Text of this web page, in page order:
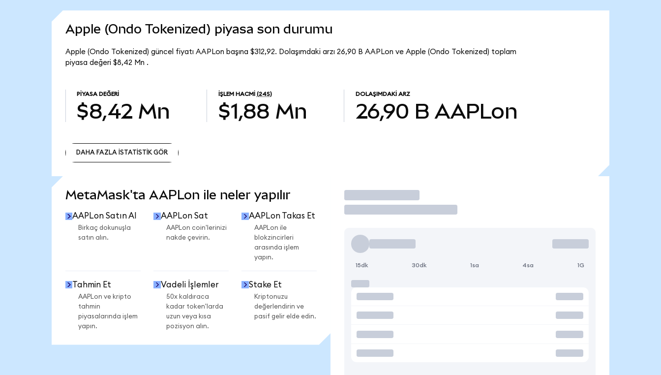
Apple (Ondo Tokenized) piyasa son durumu
Apple (Ondo Tokenized) güncel fiyatı AAPLon başına $312,92. Dolaşımdaki arzı 26,90 B AAPLon ve Apple (Ondo Tokenized) toplam
piyasa değeri $8,42 Mn .
PIYASA DEĞERI
$8,42 Mn
İŞLEM HACMI (24S)
$1,88 Mn
DOLAŞIMDAKI ARZ
26,90 B AAPLon
DAHA FAZLA İSTATİSTİK GÖR
MetaMask'ta AAPLon ile neler yapılır
AAPLon Satın Al
Birkaç dokunuşla
satın alın.
AAPLon Sat
AAPLon coin'lerinizi
nakde çevirin.
AAPLon Takas Et
AAPLon ile
blokzincirleri
arasında işlem
yapın.
Tahmin Et
AAPLon ve kripto
tahmin
piyasalarında işlem
yapın.
Vadeli İşlemler
50x kaldıraca
kadar token'larda
uzun veya kısa
pozisyon alın.
Stake Et
Kriptonuzu
değerlendirin ve
pasif gelir elde edin.
İşlem Yap
15dk 30dk 1sa 4sa 1G